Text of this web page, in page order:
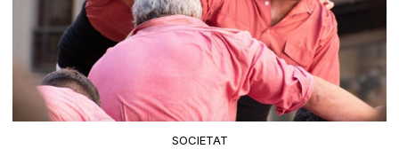
SOCIETAT